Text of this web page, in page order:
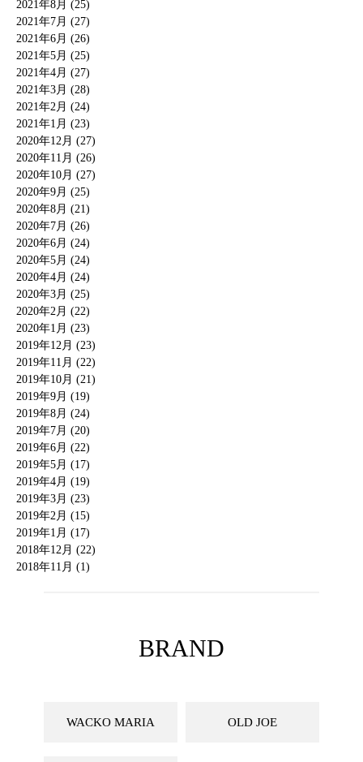
2021年8月 (25)
2021年7月 (27)
2021年6月 (26)
2021年5月 (25)
2021年4月 (27)
2021年3月 (28)
2021年2月 (24)
2021年1月 (23)
2020年12月 (27)
2020年11月 (26)
2020年10月 (27)
2020年9月 (25)
2020年8月 (21)
2020年7月 (26)
2020年6月 (24)
2020年5月 (24)
2020年4月 (24)
2020年3月 (25)
2020年2月 (22)
2020年1月 (23)
2019年12月 (23)
2019年11月 (22)
2019年10月 (21)
2019年9月 (19)
2019年8月 (24)
2019年7月 (20)
2019年6月 (22)
2019年5月 (17)
2019年4月 (19)
2019年3月 (23)
2019年2月 (15)
2019年1月 (17)
2018年12月 (22)
2018年11月 (1)
BRAND
WACKO MARIA OLD JOE